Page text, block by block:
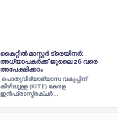
കൈറ്റിൽ മാസ്റ്റർ ട്രെയിനർ:
അധ്യാപകർക്ക് ജൂലൈ 26 വരെ
അപേക്ഷിക്കാം
പൊതുവിദ്യാഭ്യാസ വകുപ്പിന്
കീഴിലുള്ള (KITE) കേരള
ഇൻഫ്രാസ്ട്രക്ചർ …